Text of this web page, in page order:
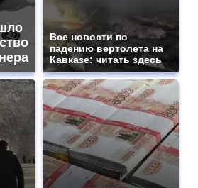
Все новости по
падению вертолета на
Кавказе: читать здесь